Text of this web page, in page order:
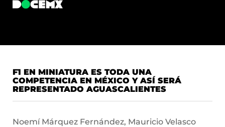
F1 EN MINIATURA ES TODA UNA
COMPETENCIA EN MÉXICO Y ASÍ SERÁ
REPRESENTADO AGUASCALIENTES
Noemí Márquez Fernández, Mauricio Velasco